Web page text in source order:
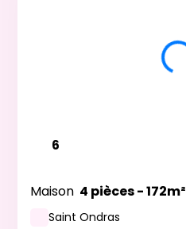
6
Maison 4 pièces - 172m²
Saint Ondras